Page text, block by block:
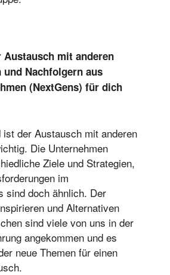
Austausch mit anderen
Nachfolgern aus
(NextGens) für dich
der Austausch mit anderen
Die Unternehmen
Ziele und Strategien,
im
sind doch ähnlich. Der
und Alternativen
sind viele von uns in der
angekommen und es
neue Themen für einen